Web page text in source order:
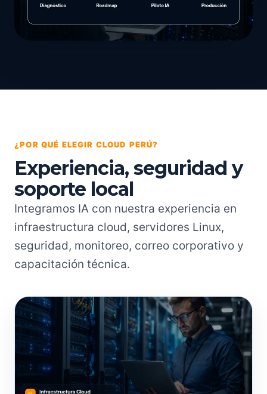
¿POR QUÉ ELEGIR CLOUD PERÚ?
Experiencia, seguridad y
soporte local
Integramos IA con nuestra experiencia en
infraestructura cloud, servidores Linux,
seguridad, monitoreo, correo corporativo y
capacitación técnica.